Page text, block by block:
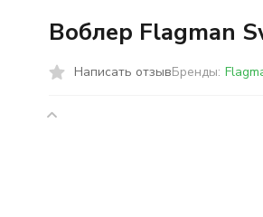
Воблер Flagman
Написать отзывБренды: